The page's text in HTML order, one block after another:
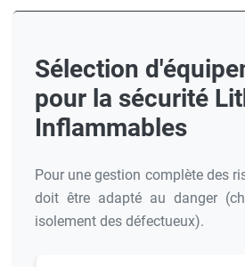
Sélection
pour la sécurité
Inflammables
Pour une gestion complète des
doit être adapté au danger
isolement des défectueux).